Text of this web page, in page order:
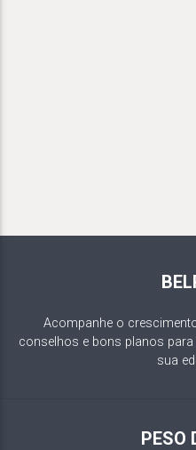
Acompanhe o
conselhos e bons planos
sua
PESO